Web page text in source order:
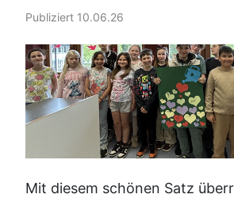
Publiziert 10.06.26
Mit diesem schönen Satz